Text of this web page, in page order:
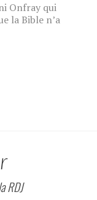
Onfray qui
la Bible n’a
RDJ